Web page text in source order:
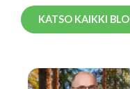
KATSO KAIKKI